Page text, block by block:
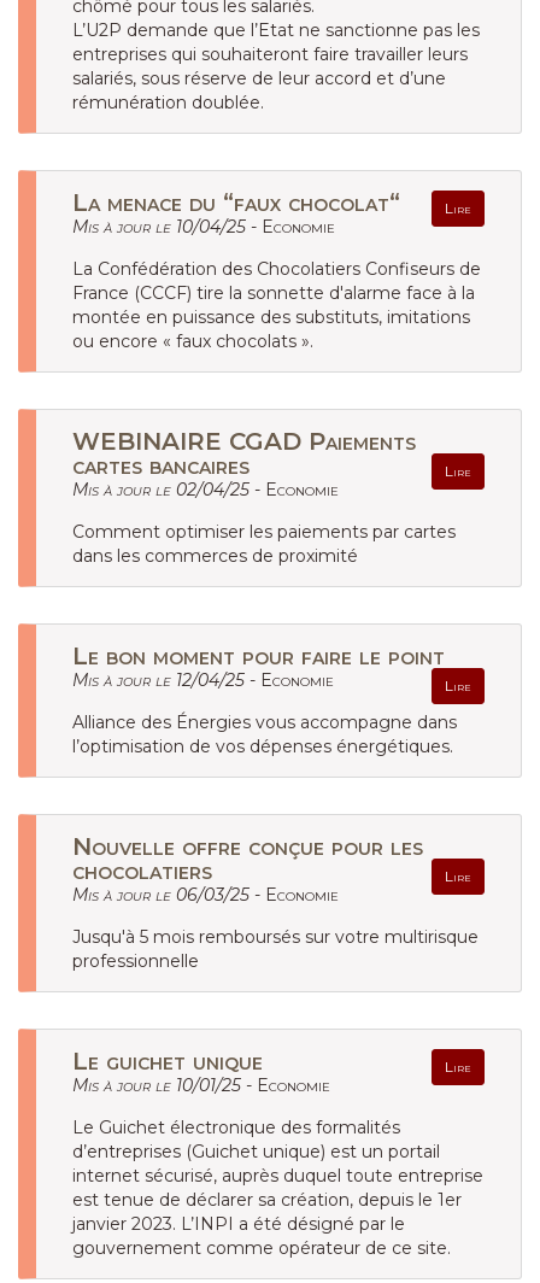
chômé pour tous les salariés.
L’U2P demande que l’Etat ne sanctionne pas les
entreprises qui souhaiteront faire travailler leurs
salariés, sous réserve de leur accord et d’une
rémunération doublée.
La menace du “faux chocolat“ Lire
Mis à jour le 10/04/25 - Economie
La Confédération des Chocolatiers Confiseurs de
France (CCCF) tire la sonnette d'alarme face à la
montée en puissance des substituts, imitations
ou encore « faux chocolats ».
WEBINAIRE CGAD Paiements
cartes bancaires
Lire
Mis à jour le 02/04/25 - Economie
Comment optimiser les paiements par cartes
dans les commerces de proximité
Le bon moment pour faire le point
Lire
Mis à jour le 12/04/25 - Economie
Alliance des Énergies vous accompagne dans
l’optimisation de vos dépenses énergétiques.
Nouvelle offre conçue pour les
chocolatiers
Lire
Mis à jour le 06/03/25 - Economie
Jusqu'à 5 mois remboursés sur votre multirisque
professionnelle
Le guichet unique Lire
Mis à jour le 10/01/25 - Economie
Le Guichet électronique des formalités
d’entreprises (Guichet unique) est un portail
internet sécurisé, auprès duquel toute entreprise
est tenue de déclarer sa création, depuis le 1er
janvier 2023. L’INPI a été désigné par le
gouvernement comme opérateur de ce site.